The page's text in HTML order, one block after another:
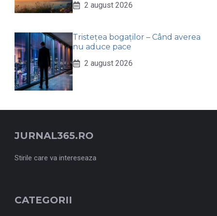
2 august 2026
Tristețea bogaților – Când averea
nu aduce pace
2 august 2026
JURNAL365.RO
Stirile care va intereseaza
CATEGORII